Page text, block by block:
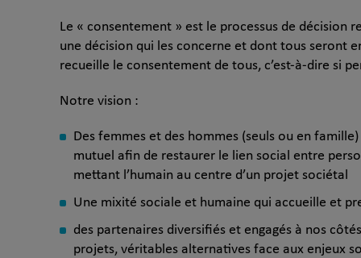
Le « consentement » est le processus de décision
une décision qui les concerne et dont tous seront
recueille le consentement de tous, c’est-à-dire si
Notre vision :
Des femmes et des hommes (seuls ou en
mutuel afin de restaurer le lien social entre
mettant l’humain au centre d’un projet sociétal
Une mixité sociale et humaine qui accueille et
des partenaires diversifiés et engagés à nos
projets, véritables alternatives face aux enjeux